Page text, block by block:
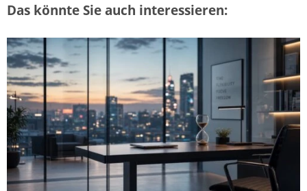
Das könnte Sie auch interessieren: